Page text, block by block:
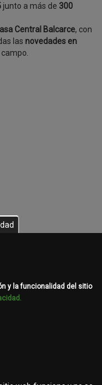
junto a más de 300
Central Balcarce, con
las novedades en
y la funcionalidad del sitio